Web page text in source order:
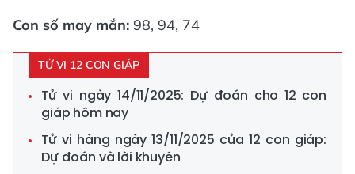
Con số may mắn: 98, 94, 74
TỬ VI 12 CON GIÁP
Tử vi ngày 14/11/2025: Dự đoán cho 12 con
giáp hôm nay
Tử vi hàng ngày 13/11/2025 của 12 con giáp:
Dự đoán và lời khuyên